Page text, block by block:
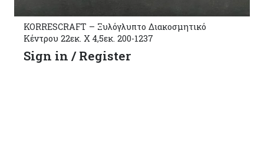
KORRESCRAFT – Ξυλόγλυπτο Διακοσμητικό
Κέντρου 22εκ. Χ 4,5εκ. 200-1237
Sign in / Register